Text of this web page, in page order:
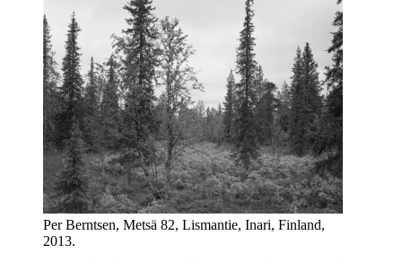
Per Berntsen, Metsä 82, Lismantie, Inari, Finland,
2013.